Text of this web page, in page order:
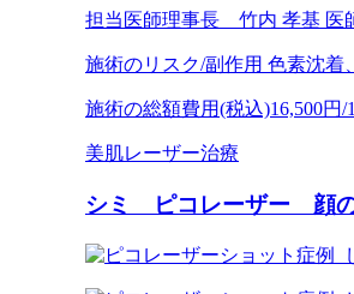
担当医師理事長 竹内 孝基 医
施術のリスク/副作用 色素沈着
施術の総額費用(税込)16,500円/
美肌レーザー治療
シミ ピコレーザー 顔